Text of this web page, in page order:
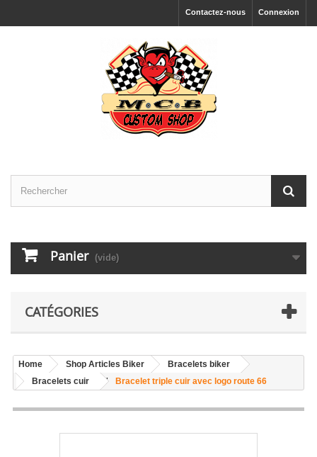
Connexion
Contactez-nous
Panier (vide)
CATÉGORIES
Home Shop Articles Biker
Bracelets biker
Bracelets cuir
Bracelet triple cuir avec logo route 66